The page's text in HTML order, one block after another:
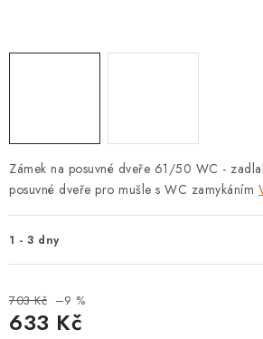
CYLINDRICKÉ VLOŽKY
SPECIÁLNÍ KOVÁNÍ
Zámek na posuvné dveře 61/50 WC -
posuvné dveře pro mušle s WC zamykáním
1 - 3 dny
703 Kč –9 %
633 Kč